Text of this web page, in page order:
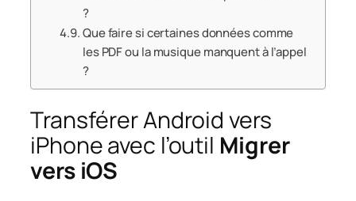
?
Que faire si certaines données comme
les PDF ou la musique manquent à l’appel
?
Transférer Android vers
iPhone avec l’outil Migrer
vers iOS